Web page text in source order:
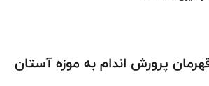
پرورش اندام به موزه آستان